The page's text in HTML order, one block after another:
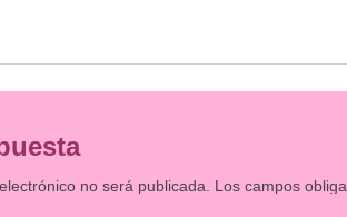
no será publicada. Los campos